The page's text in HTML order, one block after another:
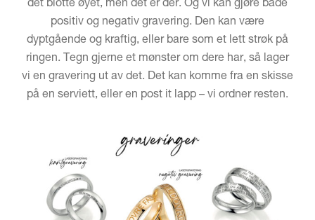
det blotte øyet, men det er der. Og vi kan gjøre både
positiv og negativ gravering. Den kan være
dyptgående og kraftig, eller bare som et lett strøk på
ringen. Tegn gjerne et mønster om dere har, så lager
vi en gravering ut av det. Det kan komme fra en skisse
på en serviett, eller en post it lapp – vi ordner resten.